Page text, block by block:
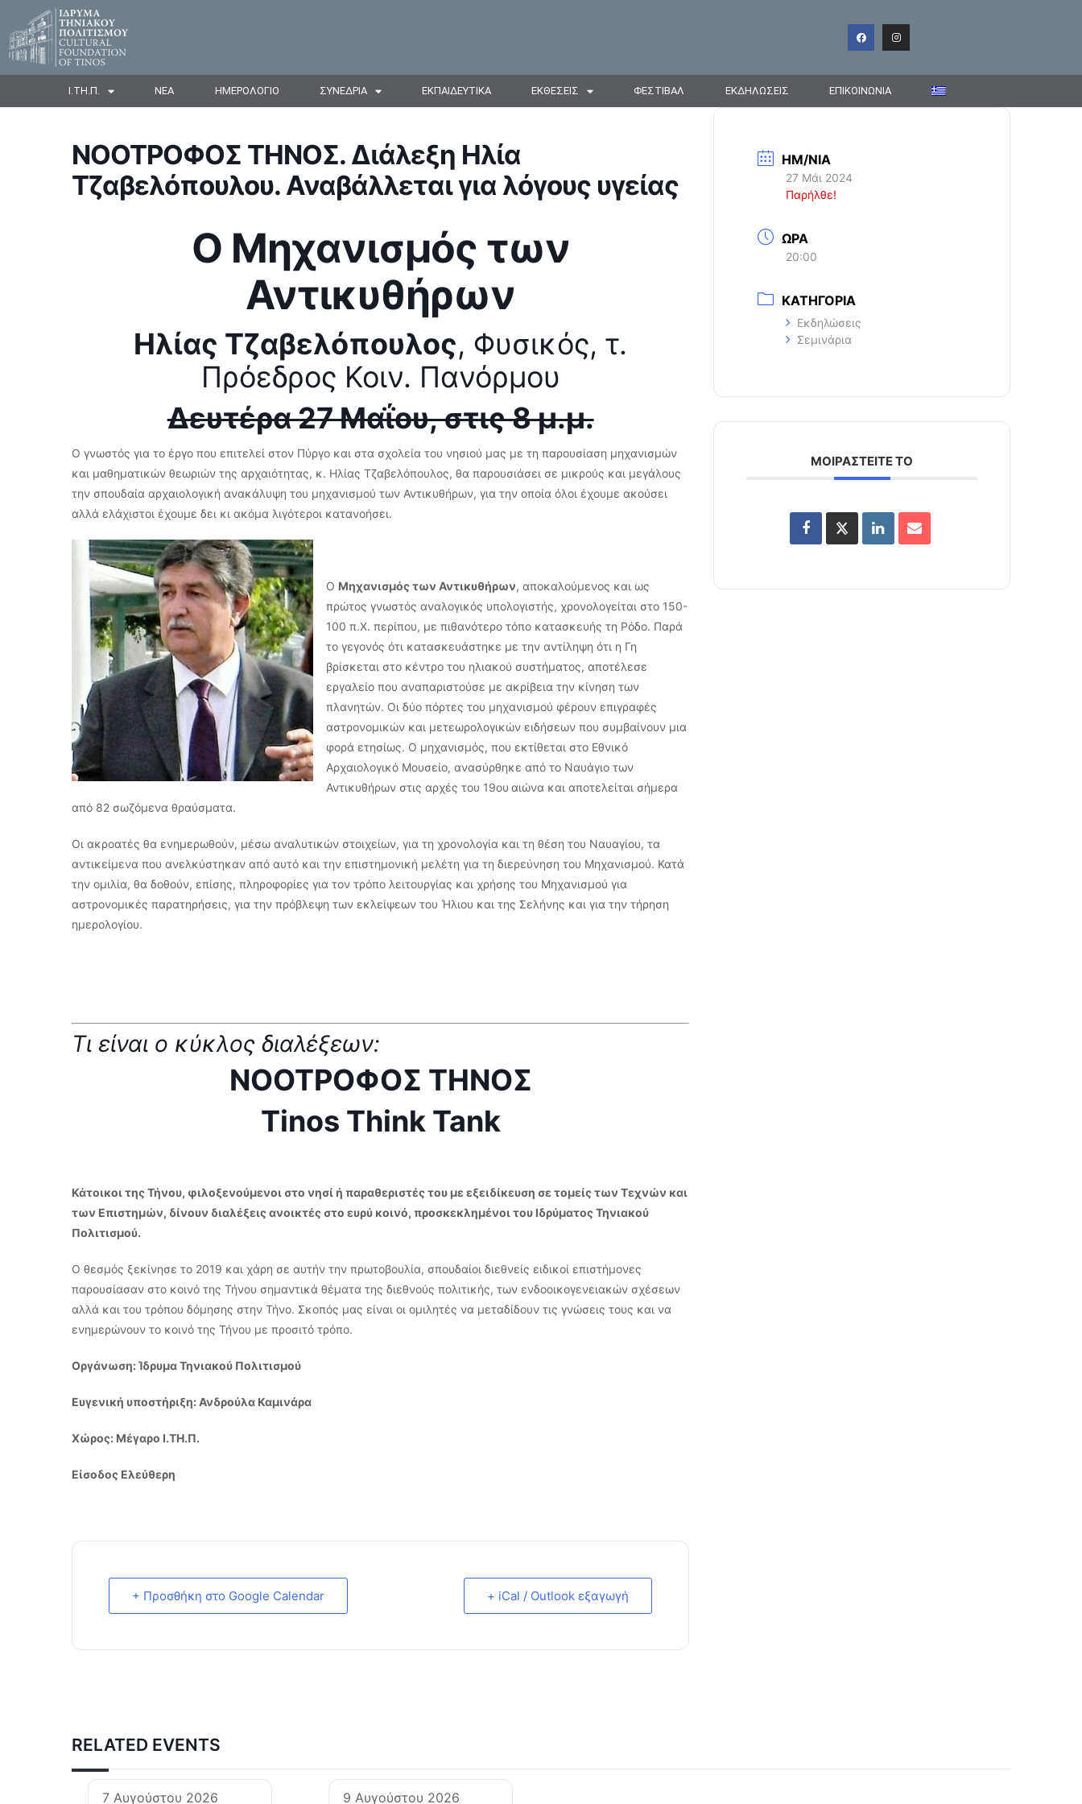
Ι.ΤΗ.Π. ΝΕΑ ΗΜΕΡΟΛΟΓΙΟ ΣΥΝΕΔΡΙΑ ΕΚΠΑΙΔΕΥΤΙΚΑ ΕΚΘΕΣΕΙΣ ΦΕΣΤΙΒΑΛ ΕΚΔΗΛΩΣΕΙΣ ΕΠΙΚΟΙΝΩΝΊΑ
ΝΟΟΤΡΟΦΟΣ ΤΗΝΟΣ. Διάλεξη Ηλία
Τζαβελόπουλου. Αναβάλλεται για λόγους υγείας
Ο Μηχανισμός των
Αντικυθήρων
Ηλίας Τζαβελόπουλος, Φυσικός, τ.
Πρόεδρος Κοιν. Πανόρμου
Δευτέρα 27 Μαΐου, στις 8 μ.μ.
Ο γνωστός για το έργο που επιτελεί στον Πύργο και στα σχολεία του νησιού μας με τη παρουσίαση μηχανισμών
και μαθηματικών θεωριών της αρχαιότητας, κ. Ηλίας Τζαβελόπουλος, θα παρουσιάσει σε μικρούς και μεγάλους
την σπουδαία αρχαιολογική ανακάλυψη του μηχανισμού των Αντικυθήρων, για την οποία όλοι έχουμε ακούσει
αλλά ελάχιστοι έχουμε δει κι ακόμα λιγότεροι κατανοήσει.
Ο Μηχανισμός των Αντικυθήρων, αποκαλούμενος και ως
πρώτος γνωστός αναλογικός υπολογιστής, χρονολογείται στο 150-
100 π.Χ. περίπου, με πιθανότερο τόπο κατασκευής τη Ρόδο. Παρά
το γεγονός ότι κατασκευάστηκε με την αντίληψη ότι η Γη
βρίσκεται στο κέντρο του ηλιακού συστήματος, αποτέλεσε
εργαλείο που αναπαριστούσε με ακρίβεια την κίνηση των
πλανητών. Οι δύο πόρτες του μηχανισμού φέρουν επιγραφές
αστρονομικών και μετεωρολογικών ειδήσεων που συμβαίνουν μια
φορά ετησίως. Ο μηχανισμός, που εκτίθεται στο Εθνικό
Αρχαιολογικό Μουσείο, ανασύρθηκε από το Ναυάγιο των
Αντικυθήρων στις αρχές του 19ου αιώνα και αποτελείται σήμερα
από 82 σωζόμενα θραύσματα.
Οι ακροατές θα ενημερωθούν, μέσω αναλυτικών στοιχείων, για τη χρονολογία και τη θέση του Ναυαγίου, τα
αντικείμενα που ανελκύστηκαν από αυτό και την επιστημονική μελέτη για τη διερεύνηση του Μηχανισμού. Κατά
την ομιλία, θα δοθούν, επίσης, πληροφορίες για τον τρόπο λειτουργίας και χρήσης του Μηχανισμού για
αστρονομικές παρατηρήσεις, για την πρόβλεψη των εκλείψεων του Ήλιου και της Σελήνης και για την τήρηση
ημερολογίου.
Τι είναι ο κύκλος διαλέξεων:
ΝΟΟΤΡΟΦΟΣ ΤΗΝΟΣ
Tinos Think Tank
Κάτοικοι της Τήνου, φιλοξενούμενοι στο νησί ή παραθεριστές του με εξειδίκευση σε τομείς των Τεχνών και
των Επιστημών, δίνουν διαλέξεις ανοικτές στο ευρύ κοινό, προσκεκλημένοι του Ιδρύματος Τηνιακού
Πολιτισμού.
Ο θεσμός ξεκίνησε το 2019 και χάρη σε αυτήν την πρωτοβουλία, σπουδαίοι διεθνείς ειδικοί επιστήμονες
παρουσίασαν στο κοινό της Τήνου σημαντικά θέματα της διεθνούς πολιτικής, των ενδοοικογενειακών σχέσεων
αλλά και του τρόπου δόμησης στην Τήνο. Σκοπός μας είναι οι ομιλητές να μεταδίδουν τις γνώσεις τους και να
ενημερώνουν το κοινό της Τήνου με προσιτό τρόπο.
Οργάνωση: Ίδρυμα Τηνιακού Πολιτισμού
Ευγενική υποστήριξη: Ανδρούλα Καμινάρα
Χώρος: Μέγαρο Ι.ΤΗ.Π.
Είσοδος Ελεύθερη
+ Προσθήκη στο Google Calendar + iCal / Outlook εξαγωγή
ΗΜ/ΝΙΑ
27 Μάι 2024
Παρήλθε!
ΩΡΑ
20:00
ΚΑΤΗΓΟΡΙΑ
Εκδηλώσεις
Σεμινάρια
ΜΟΙΡΑΣΤΕΙΤΕ ΤΟ
RELATED EVENTS
7 Αυγούστου 2026
9 Αυγούστου 2026